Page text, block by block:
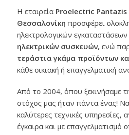
Η εταιρεία Proelectric Pantazis
Θεσσαλονίκη προσφέρει
ηλεκτρολογικών εγκαταστάσεων
ηλεκτρικών συσκευών, ενώ
τεράστια γκάμα προϊόντων
κάθε οικιακή ή επαγγελματική
Από το 2004, όπου ξεκινήσαμε
στόχος μας ήταν πάντα ένας!
καλύτερες τεχνικές υπηρεσίες,
έγκαιρα και με επαγγελματισμό